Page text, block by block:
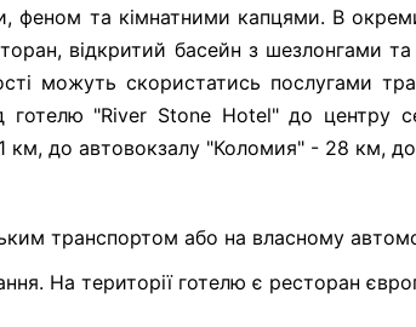
феном та кімнатними капцями. В
відкритий басейн з шезлонгами
можуть скористатись послугами
готелю "River Stone Hotel" до
км, до автовокзалу "Коломия" - 28 км,
транспортом або на власному
На території готелю є ресторан